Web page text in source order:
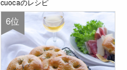
cuocaのレシピ
6位